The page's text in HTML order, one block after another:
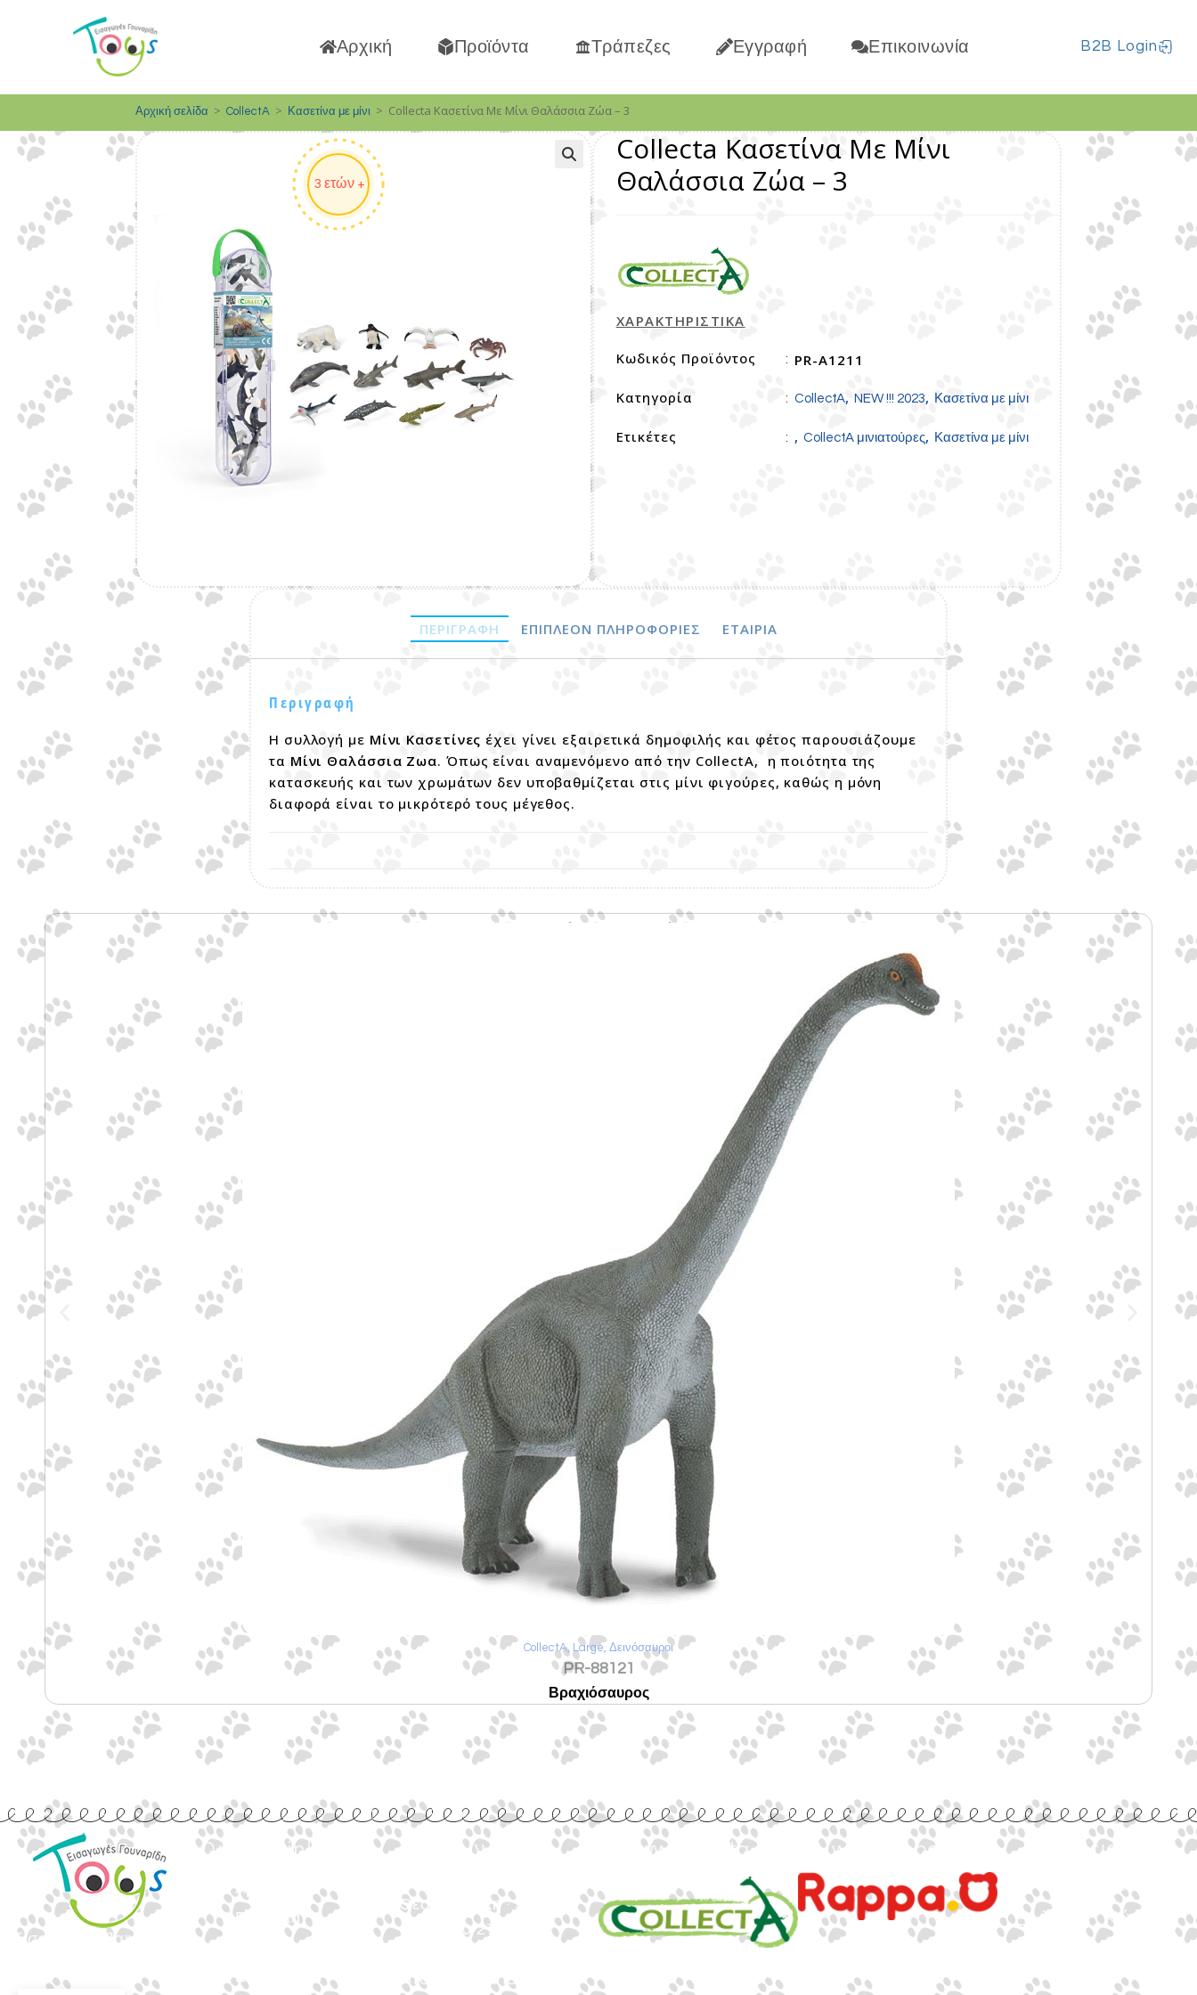
Αρχική Προϊόντα Τράπεζες Εγγραφή Επικοινωνία B2B Login
Αρχική σελίδα > CollectA > Κασετίνα με μίνι > Collecta Κασετίνα Με Μίνι Θαλάσσια Ζώα – 3
3 ετών +
Collecta Κασετίνα Με Μίνι
Θαλάσσια Ζώα – 3
ΧΑΡΑΚΤΗΡΙΣΤΙΚΑ
Κωδικός Προϊόντος : PR-A1211
Κατηγορία : CollectA, NEW !!! 2023, Κασετίνα με μίνι
Ετικέτες : , CollectA μινιατούρες, Κασετίνα με μίνι
ΠΕΡΙΓΡΑΦΉ ΕΠΙΠΛΈΟΝ ΠΛΗΡΟΦΟΡΊΕΣ ΕΤΑΙΡΊΑ
Περιγραφή
Η συλλογή με Μίνι Κασετίνες έχει γίνει εξαιρετικά δημοφιλής και φέτος παρουσιάζουμε
τα Μίνι Θαλάσσια Ζωα. Όπως είναι αναμενόμενο από την CollectA, η ποιότητα της
κατασκευής και των χρωμάτων δεν υποβαθμίζεται στις μίνι φιγούρες, καθώς η μόνη
διαφορά είναι το μικρότερό τους μέγεθος.
CollectA, Large Δεινόσαυροι
PR-88121
Βραχιόσαυρος
Εισαγωγές Παιχνιδιών
Quick Links
Αρχική
Προϊόντα
Τράπεζες
Επικοινωνία
Επικοινωνία
Θεσσαλονίκη · 54624
+30 2310 277104
info@gounaridis.com
www.collecta.gr www.rappa.gr
Αποκλειστικός
Αντιπρόσωπος
Ελλάδα, Κύπρο,